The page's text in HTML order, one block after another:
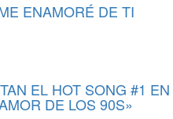
ENAMORÉ DE TI
EL HOT SONG #1 EN
DE LOS 90S»